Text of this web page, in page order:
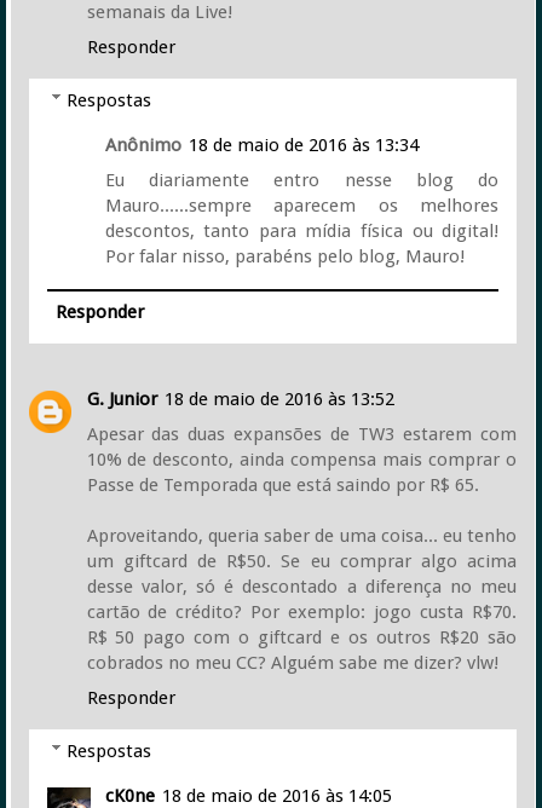
semanais da Live!
Responder
Respostas
Anônimo 18 de maio de 2016 às 13:34
Eu diariamente entro nesse blog do
Mauro......sempre aparecem os melhores
descontos, tanto para mídia física ou digital!
Por falar nisso, parabéns pelo blog, Mauro!
Responder
G. Junior 18 de maio de 2016 às 13:52
Apesar das duas expansões de TW3 estarem com
10% de desconto, ainda compensa mais comprar o
Passe de Temporada que está saindo por R$ 65.
Aproveitando, queria saber de uma coisa... eu tenho
um giftcard de R$50. Se eu comprar algo acima
desse valor, só é descontado a diferença no meu
cartão de crédito? Por exemplo: jogo custa R$70.
R$ 50 pago com o giftcard e os outros R$20 são
cobrados no meu CC? Alguém sabe me dizer? vlw!
Responder
Respostas
cK0ne 18 de maio de 2016 às 14:05